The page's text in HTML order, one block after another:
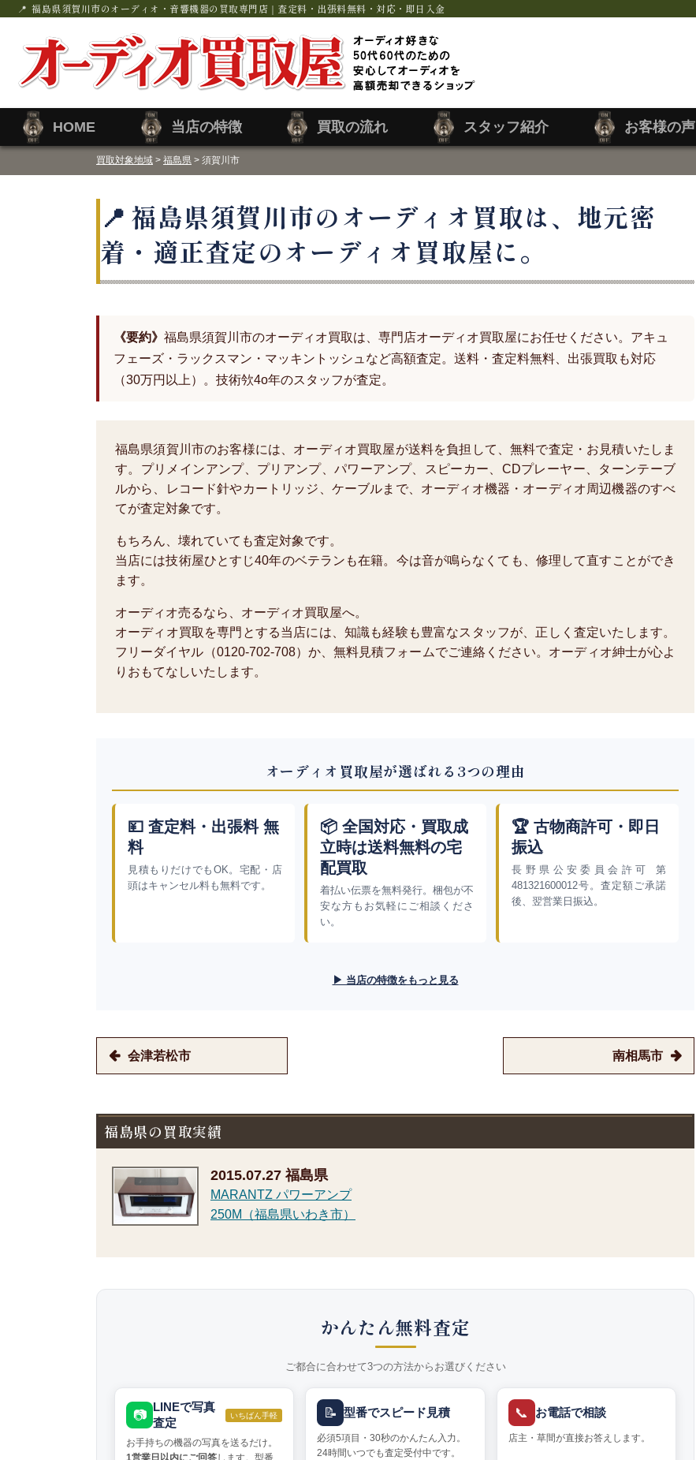
福島県須賀川市のオーディオ・音響機器の買取専門店｜査定料・出張料無料・対応・即日入金
HOME 当店の特徴 買取の流れ スタッフ紹介 お客様の声
買取対象地域 > 福島県 > 須賀川市
福島県須賀川市のオーディオ買取は、地元密
着・適正査定のオーディオ買取屋に。
《要約》 福島県須賀川市のオーディオ買取は、専門店オーディオ買取屋にお任せください。アキュ
フェーズ・ラックスマン・マッキントッシュなど高額査定。送料・査定料無料、出張買取も対応
（30万円以上）。技術欦4o年のスタッフが査定。
福島県須賀川市のお客様には、オーディオ買取屋が送料を負担して、無料で査定・お見積いたしま
す。プリメインアンプ、プリアンプ、パワーアンプ、スピーカー、CDプレーヤー、ターンテーブ
ルから、レコード針やカートリッジ、ケーブルまで、オーディオ機器・オーディオ周辺機器のすべ
てが査定対象です。
もちろん、壊れていても査定対象です。
当店には技術屋ひとすじ40年のベテランも在籍。今は音が鳴らなくても、修理して直すことができ
ます。
オーディオ売るなら、オーディオ買取屋へ。
オーディオ買取を専門とする当店には、知識も経験も豊富なスタッフが、正しく査定いたします。
フリーダイヤル（0120-702-708）か、無料見積フォームでご連絡ください。オーディオ紳士が心よ
りおもてなしいたします。
オーディオ買取屋が選ばれる3つの理由
💴 査定料・出張料 無
料
見積もりだけでもOK。宅配・店
頭はキャンセル料も無料です。
📦 全国対応・買取成
立時は送料無料の宅
配買取
着払い伝票を無料発行。梱包が不
安な方もお気軽にご相談くださ
い。
🏆 古物商許可・即日
振込
長野県公安委員会許可 第
481321600012号。査定額ご承諾
後、翌営業日振込。
▶ 当店の特徴をもっと見る
会津若松市 南相馬市
福島県の買取実績
2015.07.27 福島県
MARANTZ パワーアンプ
250M（福島県いわき市）
かんたん無料査定
ご都合に合わせて3つの方法からお選びください
📷
LINEで写真
査定
いちばん手軽
お手持ちの機器の写真を送るだけ。
1営業日以内にご回答します。型番
📝 型番でスピード見積
必須5項目・30秒のかんたん入力。
24時間いつでも査定受付中です。
📞 お電話で相談
店主・草間が直接お答えします。